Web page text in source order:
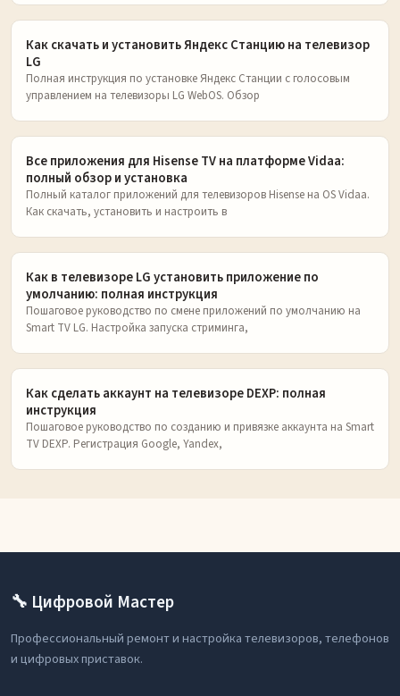
Как скачать и установить Яндекс Станцию на телевизор
LG
Полная инструкция по установке Яндекс Станции с голосовым
управлением на телевизоры LG WebOS. Обзор
Все приложения для Hisense TV на платформе Vidaa:
полный обзор и установка
Полный каталог приложений для телевизоров Hisense на OS Vidaa.
Как скачать, установить и настроить в
Как в телевизоре LG установить приложение по
умолчанию: полная инструкция
Пошаговое руководство по смене приложений по умолчанию на
Smart TV LG. Настройка запуска стриминга,
Как сделать аккаунт на телевизоре DEXP: полная
инструкция
Пошаговое руководство по созданию и привязке аккаунта на Smart
TV DEXP. Регистрация Google, Yandex,
🔧 Цифровой Мастер
Профессиональный ремонт и настройка телевизоров, телефонов
и цифровых приставок.